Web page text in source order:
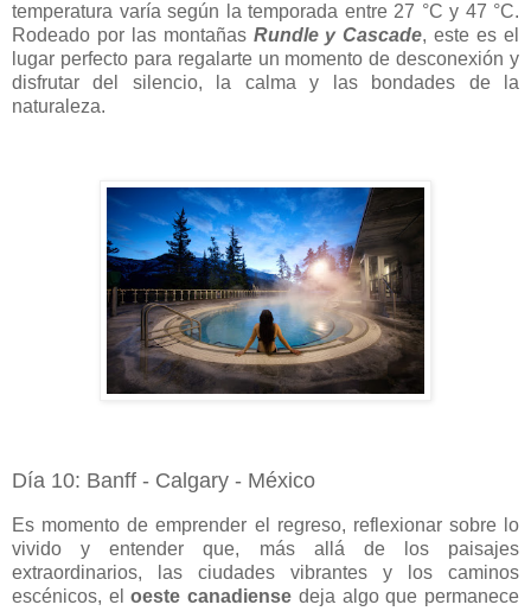
temperatura varía según la temporada entre 27 °C y 47 °C.
Rodeado por las montañas Rundle y Cascade, este es el
lugar perfecto para regalarte un momento de desconexión y
disfrutar del silencio, la calma y las bondades de la
naturaleza.
Día 10: Banff - Calgary - México
Es momento de emprender el regreso, reflexionar sobre lo
vivido y entender que, más allá de los paisajes
extraordinarios, las ciudades vibrantes y los caminos
escénicos, eloeste canadiense deja algo que permanece